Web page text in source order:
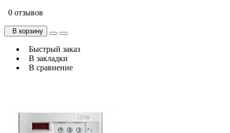
0 отзывов
В корзину
Быстрый заказ
В закладки
В сравнение